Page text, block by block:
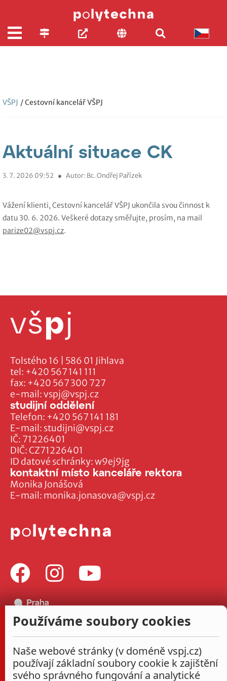
VŠPJ / Cestovní kancelář VŠPJ
Aktuální situace CK
3. 7. 2026 09:52 ● Autor: Bc. Ondřej Pařízek
Vážení klienti, Cestovní kancelář VŠPJ ukončila svou činnost k
datu 30. 6. 2026. Veškeré dotazy směřujte, prosím, na mail
parize02@vspj.cz.
Tolstého 16 | 586 01 Jihlava
tel: +420 567 141 111
fax: +420 567 300 727
e-mail:vspj@vspj.cz
IČ: 71226401
DIČ: CZ71226401
ID datové schránky: w9ej9jg
studijní oddělení
Telefon: +420 567 141 181
E-mail: studijni@vspj.cz
kontaktní místo kanceláře rektora
Monika Jonášová
E-mail: monika.jonasova@vspj.cz
Používáme soubory cookies
Naše webové stránky (v doméně vspj.cz)
používají základní soubory cookie k zajištění
svého správného fungování a analytické